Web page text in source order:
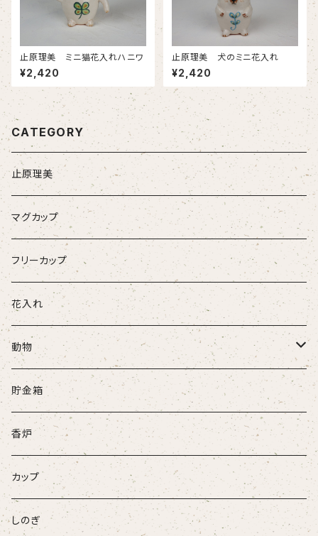
止原理美 ミニ猫花入れハニワ
¥2,420
止原理美 犬のミニ花入れ
¥2,420
CATEGORY
止原理美
マグカップ
フリーカップ
花入れ
動物
牛
ネコ
ウサギ
パンダ
貯金箱
香炉
カップ
しのぎ